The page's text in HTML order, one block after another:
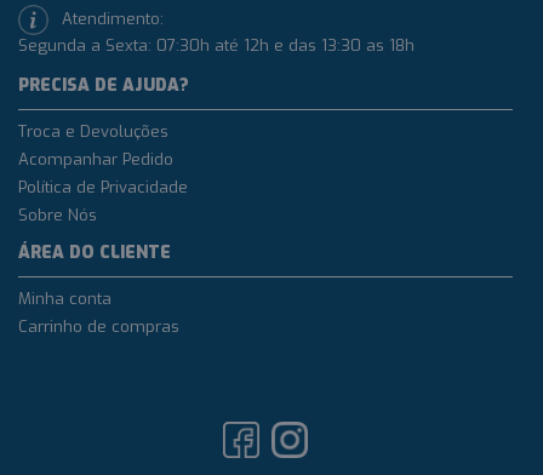
Atendimento:
Segunda a Sexta: 07:30h até 12h e das 13:30 as 18h
PRECISA DE AJUDA?
Troca e Devoluções
Acompanhar Pedido
Política de Privacidade
Sobre Nós
ÁREA DO CLIENTE
Minha conta
Carrinho de compras